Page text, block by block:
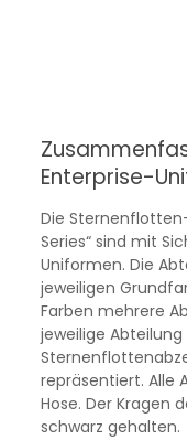
Enterprise-
Die
Series“ sind mit
Uniformen. Die
jeweiligen
Farben mehrere
jeweilige
repräsentiert. Alle
Hose. Der Kragen
schwarz gehalten.